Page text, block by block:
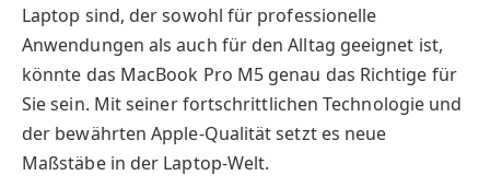
Laptop sind, der sowohl für professionelle
Anwendungen als auch für den Alltag geeignet ist,
könnte das MacBook Pro M5 genau das Richtige für
Sie sein. Mit seiner fortschrittlichen Technologie und
der bewährten Apple-Qualität setzt es neue
Maßstäbe in der Laptop-Welt.